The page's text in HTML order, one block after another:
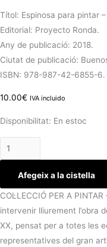
Títol: Espinosa para pintar
Editorial: Proyecto Ronda.
Any de publicació: 2018.
Ciutat de publicació:
ISBN: 978-987-42-6855-6.
10.00€ IVA incluido
Disponibilitat: En estoc
Afegeix a la cistella
COL·LECCIÓ PER A
intervenir lliurement l’obra
XX, pensat per a totes les
representatives del gran